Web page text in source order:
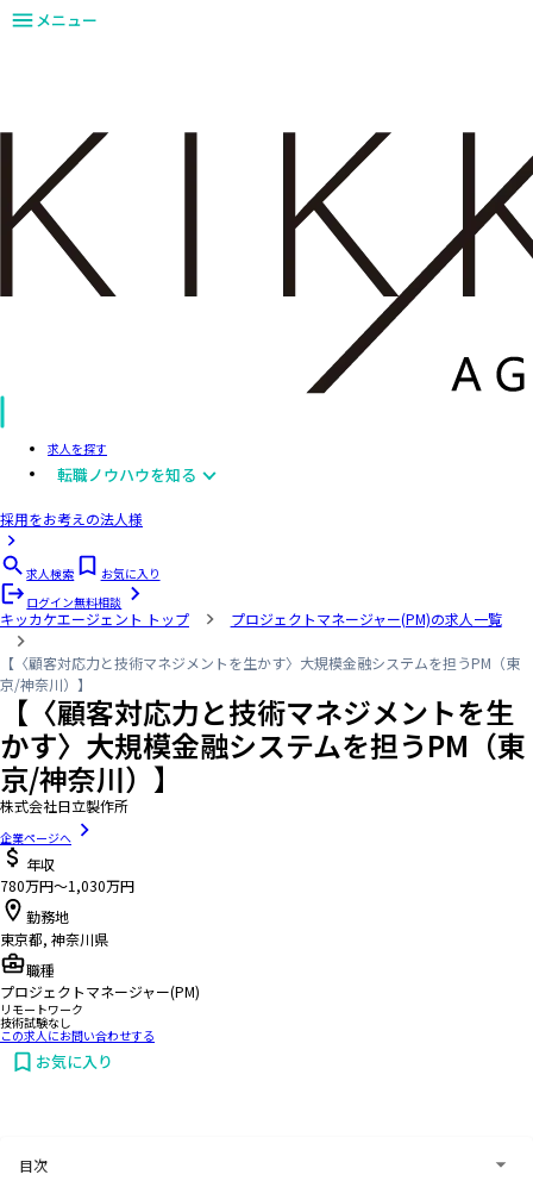
メニュー
求人を探す
転職ノウハウを知る
採用をお考えの法人様
求人検索
お気に入り
ログイン無料相談
キッカケエージェント トップ プロジェクトマネージャー(PM)の求人一覧
【〈顧客対応力と技術マネジメントを生かす〉大規模金融システムを担うPM（東
京/神奈川）】
【〈顧客対応力と技術マネジメントを生
かす〉大規模金融システムを担うPM（東
京/神奈川）】
株式会社日立製作所
企業ページへ
年収
780万円〜1,030万円
勤務地
東京都, 神奈川県
職種
プロジェクトマネージャー(PM)
リモートワーク
技術試験なし
この求人にお問い合わせする
お気に入り
目次